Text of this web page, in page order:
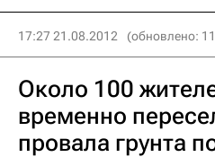
17:27 21.08.2012 (обновлено:
Около 100
временно
провала грунта